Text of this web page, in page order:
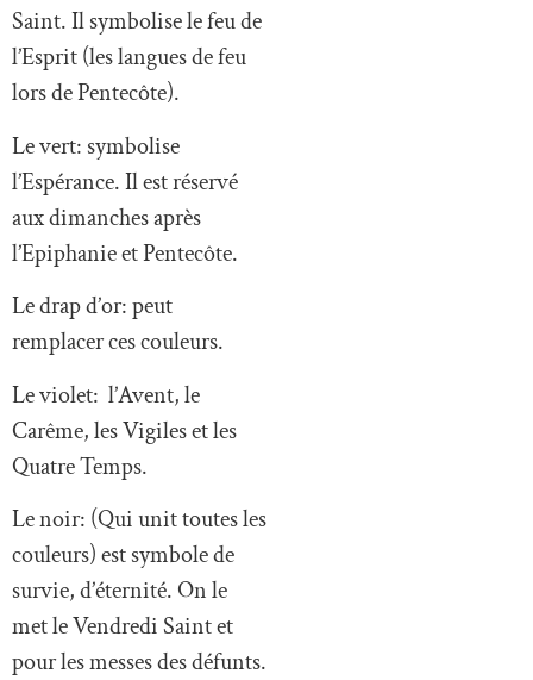
Saint. Il symbolise le feu de
l’Esprit (les langues de feu
lors de Pentecôte).
Le vert: symbolise
l’Espérance. Il est réservé
aux dimanches après
l’Epiphanie et Pentecôte.
Le drap d’or: peut
remplacer ces couleurs.
Le violet: l’Avent, le
Carême, les Vigiles et les
Quatre Temps.
Le noir: (Qui unit toutes les
couleurs) est symbole de
survie, d’éternité. On le
met le Vendredi Saint et
pour les messes des défunts.